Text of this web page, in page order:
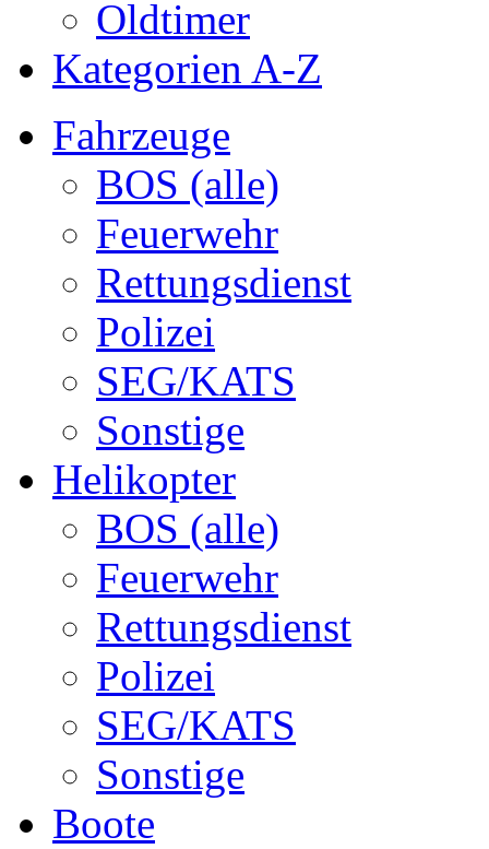
Oldtimer
Kategorien A-Z
Fahrzeuge
BOS (alle)
Feuerwehr
Rettungsdienst
Polizei
SEG/KATS
Sonstige
Helikopter
BOS (alle)
Feuerwehr
Rettungsdienst
Polizei
SEG/KATS
Sonstige
Boote